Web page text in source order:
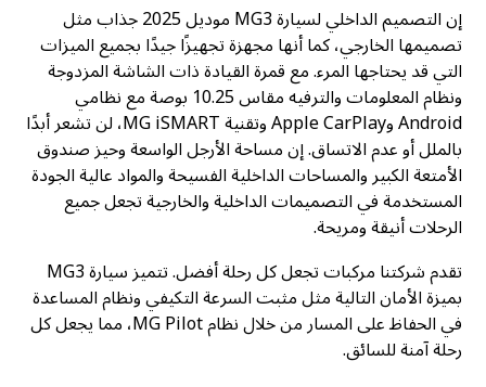
إن التصميم الداخلي لسيارة MG3 موديل 2025 جذاب مثل
تصميمها الخارجي، كما أنها مجهزة تجهيزًا جيدًا بجميع الميزات
التي قد يحتاجها المرء. مع قمرة القيادة ذات الشاشة المزدوجة
ونظام المعلومات والترفيه مقاس 10.25 بوصة مع نظامي
Android وApple CarPlay وتقنية MG iSMART، لن تشعر أبدًا
بالملل أو عدم الاتساق. إن مساحة الأرجل الواسعة وحيز صندوق
الأمتعة الكبير والمساحات الداخلية الفسيحة والمواد عالية الجودة
المستخدمة في التصميمات الداخلية والخارجية تجعل جميع
الرحلات أنيقة ومريحة.
تقدم شركتنا مركبات تجعل كل رحلة أفضل. تتميز سيارة MG3
بميزة الأمان التالية مثل مثبت السرعة التكيفي ونظام المساعدة
في الحفاظ على المسار من خلال نظام MG Pilot، مما يجعل كل
رحلة آمنة للسائق.